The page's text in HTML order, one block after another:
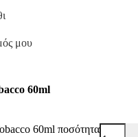
μου
60ml
60ml ποσότητα